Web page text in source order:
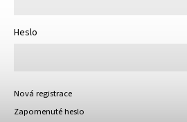
Heslo
Nová registrace
Zapomenuté heslo